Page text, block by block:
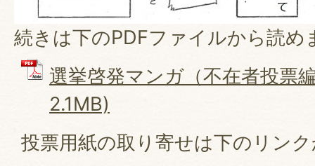
続きは下のPDFファイルから読め
選挙啓発マンガ（不在者投票
2.1MB)
投票用紙の取り寄せは下のリン